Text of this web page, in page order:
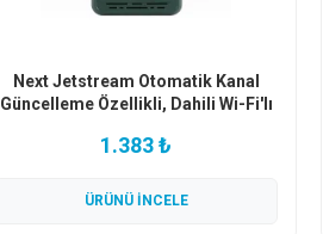
Next Jetstream Otomatik Kanal
Güncelleme Özellikli, Dahili Wi-Fi'lı
Alıcısı
1.383 ₺
ÜRÜNÜ İNCELE